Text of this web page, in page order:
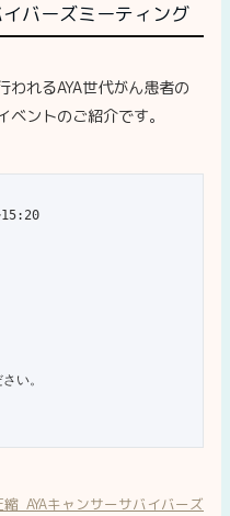
バーズミーティング
れるAYA世代がん患者の
ントのご紹介です。
い。
キャンサーサバイバーズ